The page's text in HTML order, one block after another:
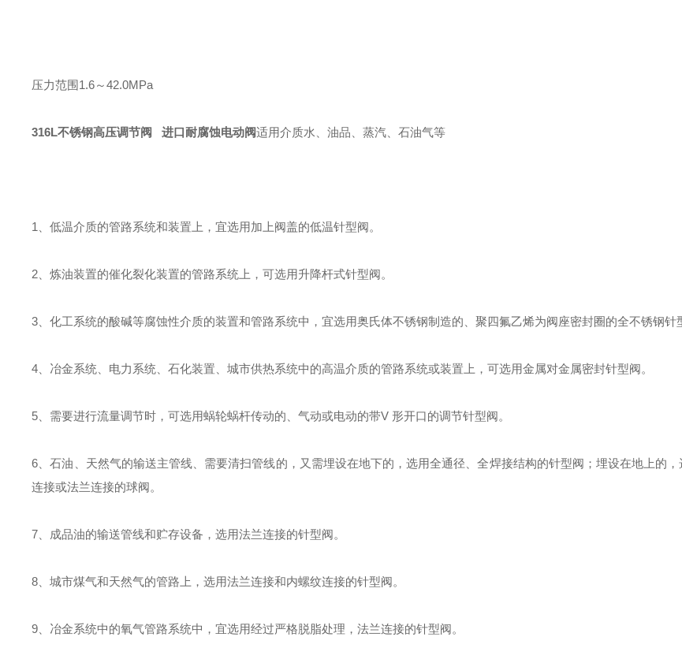
压力范围1.6～42.0MPa
316L不锈钢高压调节阀 进口耐腐蚀电动阀适用介质水、油品、蒸汽、石油气等
1、低温介质的管路系统和装置上，宜选用加上阀盖的低温针型阀。
2、炼油装置的催化裂化装置的管路系统上，可选用升降杆式针型阀。
3、化工系统的酸碱等腐蚀性介质的装置和管路系统中，宜选用奥氏体不锈钢制造的、聚四氟乙烯为阀座密封圈的全不锈钢针
4、冶金系统、电力系统、石化装置、城市供热系统中的高温介质的管路系统或装置上，可选用金属对金属密封针型阀。
5、需要进行流量调节时，可选用蜗轮蜗杆传动的、气动或电动的带V 形开口的调节针型阀。
6、石油、天然气的输送主管线、需要清扫管线的，又需埋设在地下的，选用全通径、全焊接结构的针型阀；埋设在地上的
连接或法兰连接的球阀。
7、成品油的输送管线和贮存设备，选用法兰连接的针型阀。
8、城市煤气和天然气的管路上，选用法兰连接和内螺纹连接的针型阀。
9、冶金系统中的氧气管路系统中，宜选用经过严格脱脂处理，法兰连接的针型阀。